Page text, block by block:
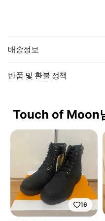
배송정보
반품 및 환불 정책
Touch of Moon
16